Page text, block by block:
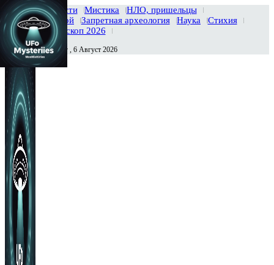
Главная Новости Мистика
НЛО, пришельцы
Тайны вселенной
Запретная археология Наука
Стихия
История
Гороскоп 2026
Сегодня Четверг , 6 Август 2026